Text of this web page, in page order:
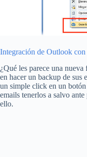
Integración de Outlook
¿Qué les parece una
en hacer un backup de sus
un simple click en un
emails tenerlos a salvo
ello.